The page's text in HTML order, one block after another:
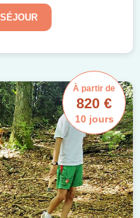
À partir de
820 €
10 jours